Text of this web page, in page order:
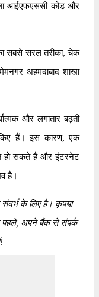
आईएफएससी कोड और
सबसे सरल तरीका, चेक
अहमदाबाद शाखा
और लगातार बढ़ती
किए हैं। इस कारण, एक
हो सकते हैं और इंटरनेट
है।
के लिए है। कृपया
पहले, अपने बैंक से संपर्क